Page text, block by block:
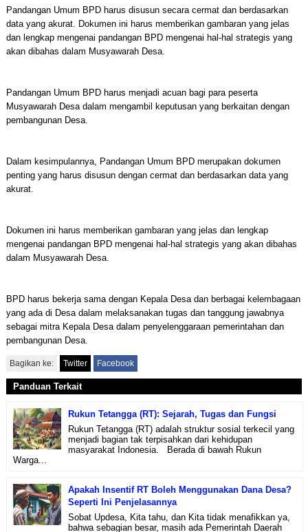
Pandangan Umum BPD harus disusun secara cermat dan berdasarkan
data yang akurat. Dokumen ini harus memberikan gambaran yang jelas
dan lengkap mengenai pandangan BPD mengenai hal-hal strategis yang
akan dibahas dalam Musyawarah Desa.
Pandangan Umum BPD harus menjadi acuan bagi para peserta
Musyawarah Desa dalam mengambil keputusan yang berkaitan dengan
pembangunan Desa.
Dalam kesimpulannya, Pandangan Umum BPD merupakan dokumen
penting yang harus disusun dengan cermat dan berdasarkan data yang
akurat.
Dokumen ini harus memberikan gambaran yang jelas dan lengkap
mengenai pandangan BPD mengenai hal-hal strategis yang akan dibahas
dalam Musyawarah Desa.
BPD harus bekerja sama dengan Kepala Desa dan berbagai kelembagaan
yang ada di Desa dalam melaksanakan tugas dan tanggung jawabnya
sebagai mitra Kepala Desa dalam penyelenggaraan pemerintahan dan
pembangunan Desa.
Bagikan ke: Twitter Facebook
Panduan Terkait
Rukun Tetangga (RT): Sejarah, Tugas dan Fungsi
Rukun Tetangga (RT) adalah struktur sosial terkecil yang
menjadi bagian tak terpisahkan dari kehidupan
masyarakat Indonesia. Berada di bawah Rukun
Warga...
Apakah Insentif RT Boleh Menggunakan Dana Desa?
Seperti Ini Penjelasannya
Sobat Updesa, Kita tahu, dan Kita tidak menafikkan ya,
bahwa sebagian besar, masih ada Pemerintah Daerah